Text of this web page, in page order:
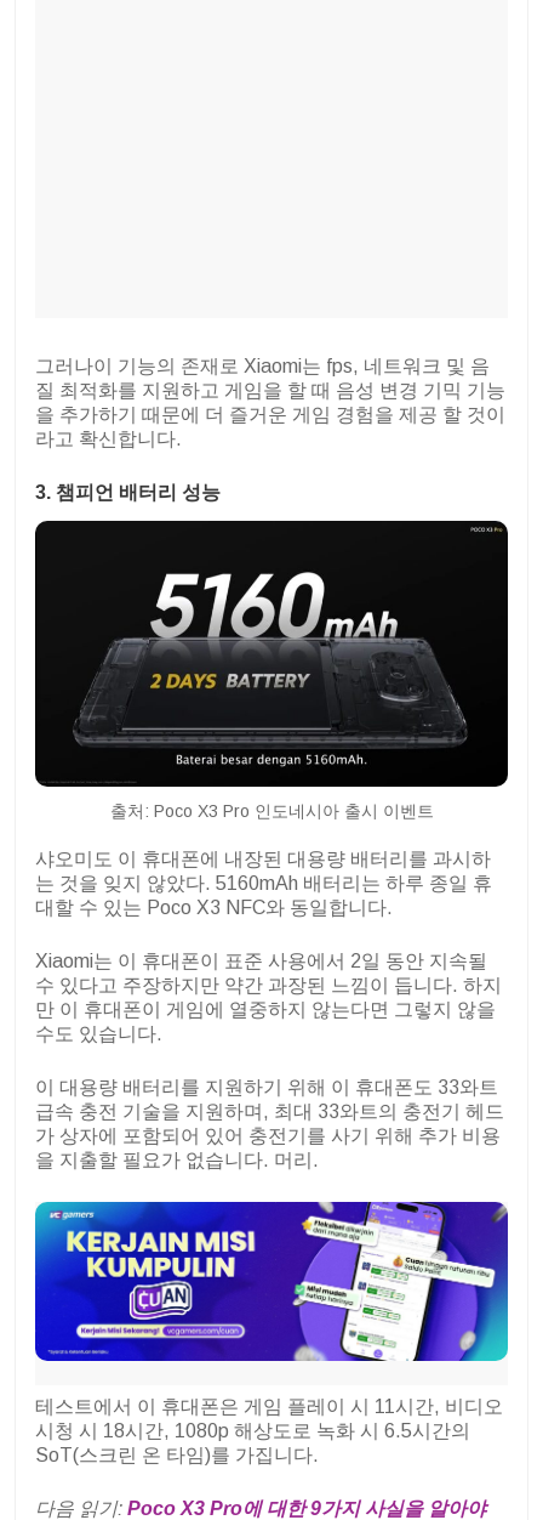
그러나이 기능의 존재로 Xiaomi는 fps, 네트워크 및 음
질 최적화를 지원하고 게임을 할 때 음성 변경 기믹 기능
을 추가하기 때문에 더 즐거운 게임 경험을 제공 할 것이
라고 확신합니다.
3. 챔피언 배터리 성능
출처: Poco X3 Pro 인도네시아 출시 이벤트
샤오미도 이 휴대폰에 내장된 대용량 배터리를 과시하
는 것을 잊지 않았다. 5160mAh 배터리는 하루 종일 휴
대할 수 있는 Poco X3 NFC와 동일합니다.
Xiaomi는 이 휴대폰이 표준 사용에서 2일 동안 지속될
수 있다고 주장하지만 약간 과장된 느낌이 듭니다. 하지
만 이 휴대폰이 게임에 열중하지 않는다면 그렇지 않을
수도 있습니다.
이 대용량 배터리를 지원하기 위해 이 휴대폰도 33와트
급속 충전 기술을 지원하며, 최대 33와트의 충전기 헤드
가 상자에 포함되어 있어 충전기를 사기 위해 추가 비용
을 지출할 필요가 없습니다. 머리.
테스트에서 이 휴대폰은 게임 플레이 시 11시간, 비디오
시청 시 18시간, 1080p 해상도로 녹화 시 6.5시간의
SoT(스크린 온 타임)를 가집니다.
다음 읽기: Poco X3 Pro에 대한 9가지 사실을 알아야